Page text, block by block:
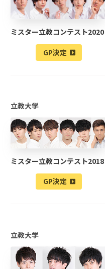
ミスター立教コンテスト2020
GP決定
立教大学
ミスター立教コンテスト2018
GP決定
立教大学